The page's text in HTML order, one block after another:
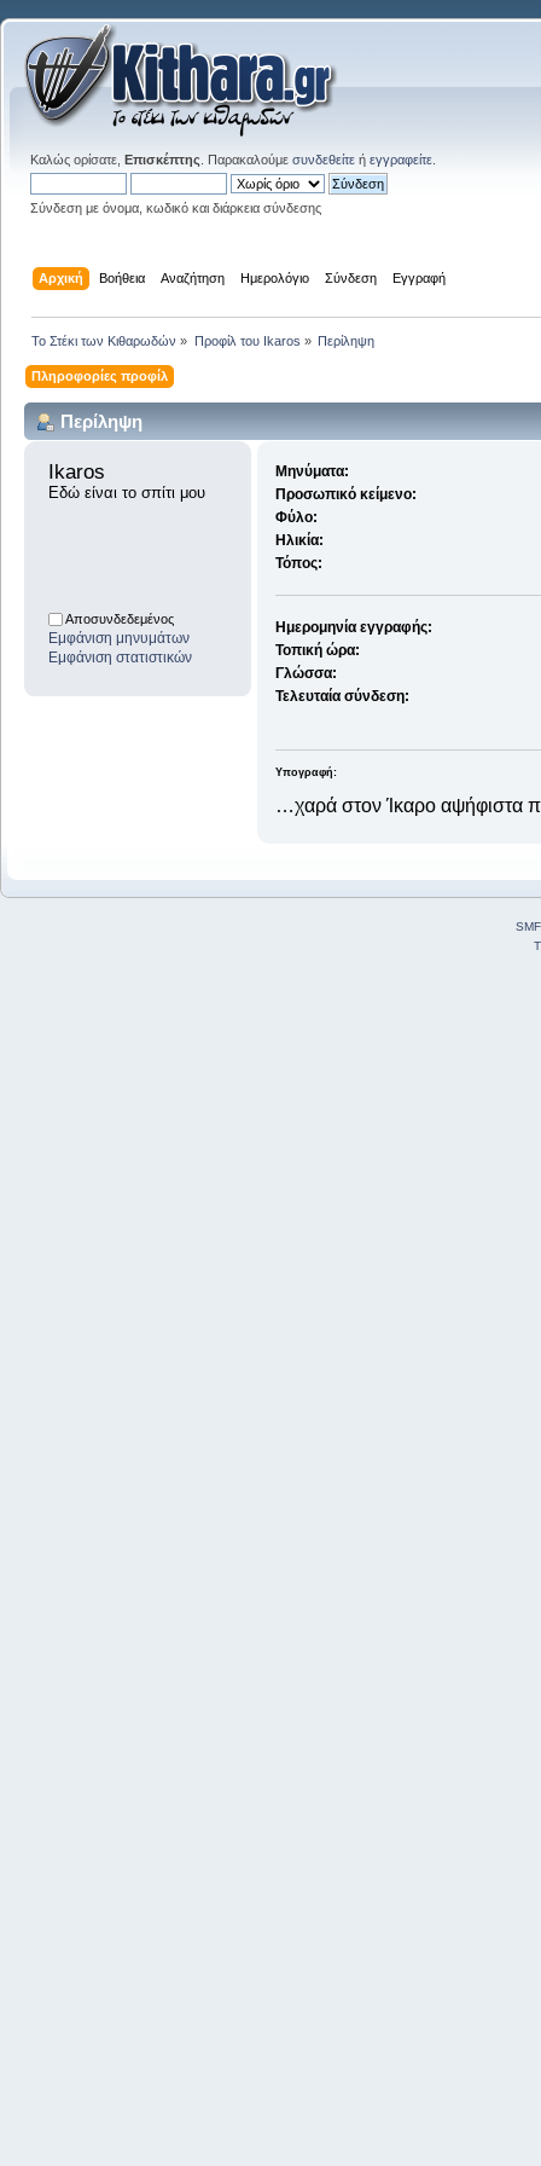
Καλώς ορίσατε, Επισκέπτης . Παρακαλούμε συνδεθείτε ή εγγραφείτε
Σύνδεση με όνομα, κωδικό και διάρκεια σύνδεσης
Αρχική Βοήθεια Αναζήτηση Ημερολόγιο Σύνδεση Εγγραφή
Το Στέκι των Κιθαρωδών » Προφίλ του Ikaros » Περίληψη
Πληροφορίες προφίλ
Περίληψη
Ikaros
Εδώ είναι το σπίτι μου
Αποσυνδεδεμένος
Εμφάνιση μηνυμάτων
Εμφάνιση στατιστικών
Μηνύματα:
Προσωπικό κείμενο:
Φύλο:
Ηλικία:
Τόπος:
Ημερομηνία εγγραφής:
Τοπική ώρα:
Γλώσσα:
Τελευταία σύνδεση:
Υπογραφή:
…χαρά στον Ίκαρο